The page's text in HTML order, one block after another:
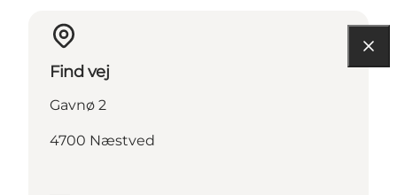
Find vej
Gavnø 2
4700 Næstved